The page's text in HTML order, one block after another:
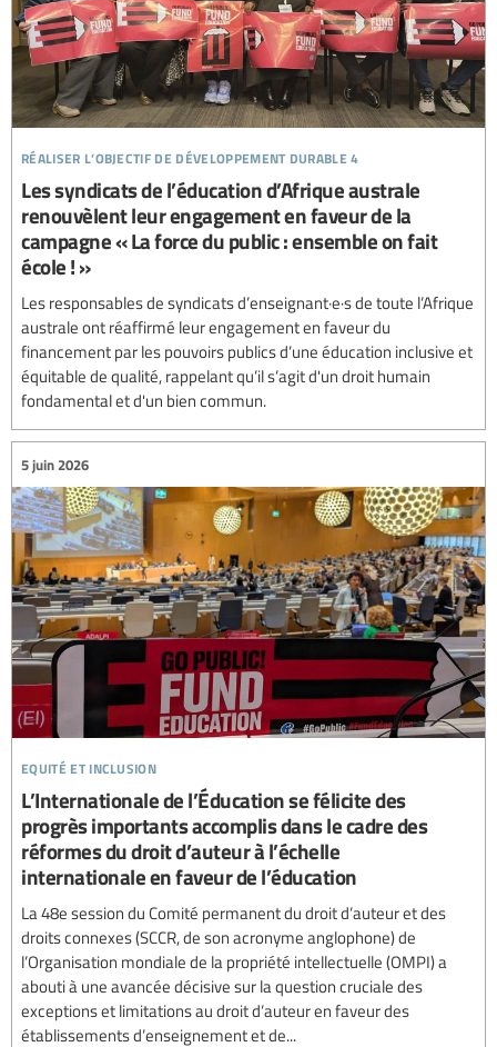
réaliser l’objectif de développement durable 4
Les syndicats de l’éducation d’Afrique australe
renouvèlent leur engagement en faveur de la
campagne « La force du public : ensemble on fait
école ! »
Les responsables de syndicats d’enseignant·e·s de toute l’Afrique
australe ont réaffirmé leur engagement en faveur du
financement par les pouvoirs publics d’une éducation inclusive et
équitable de qualité, rappelant qu’il s’agit d'un droit humain
fondamental et d'un bien commun.
equité et inclusion
5 juin 2026
L’Internationale de l’Éducation se félicite des
progrès importants accomplis dans le cadre des
réformes du droit d’auteur à l’échelle
internationale en faveur de l’éducation
La 48e session du Comité permanent du droit d’auteur et des
droits connexes (SCCR, de son acronyme anglophone) de
l’Organisation mondiale de la propriété intellectuelle (OMPI) a
abouti à une avancée décisive sur la question cruciale des
exceptions et limitations au droit d’auteur en faveur des
établissements d’enseignement et de...